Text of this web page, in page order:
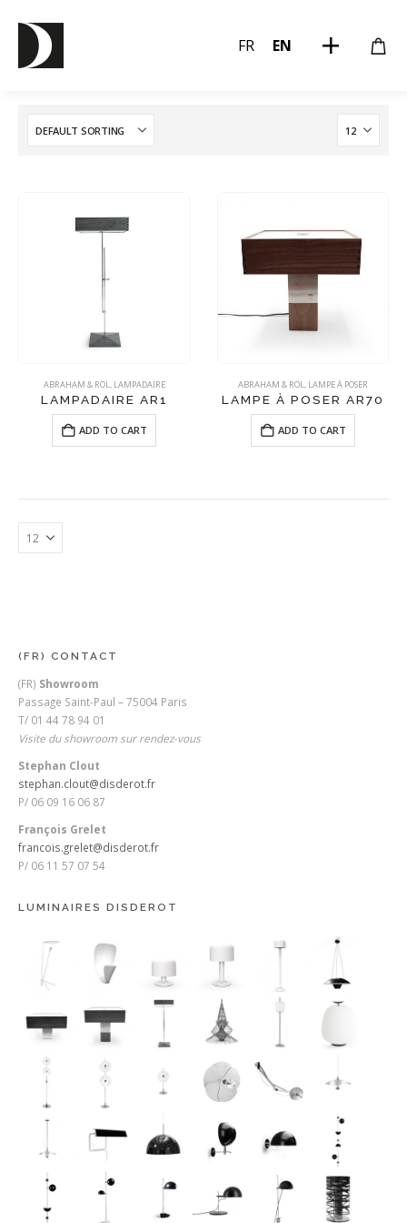
FR EN
ABRAHAM & ROL, LAMPADAIRE
LAMPADAIRE AR1
ADD TO CART
ABRAHAM & ROL, LAMPE À POSER
LAMPE À POSER AR70
ADD TO CART
(FR) CONTACT
(FR) Showroom
Passage Saint-Paul – 75004 Paris
T/ 01 44 78 94 01
Visite du showroom sur rendez-vous
Stephan Clout
stephan.clout@disderot.fr
P/ 06 09 16 06 87
François Grelet
francois.grelet@disderot.fr
P/ 06 11 57 07 54
LUMINAIRES DISDEROT